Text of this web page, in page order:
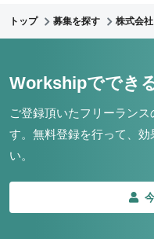
トップ 募集を探す 株式会
Workshipででき
ご登録頂いたフリーラン
す。 無料登録を行って、効
い。